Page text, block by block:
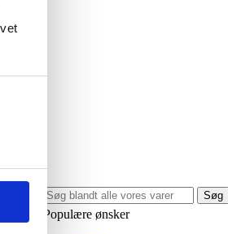
Søg
Populære ønsker